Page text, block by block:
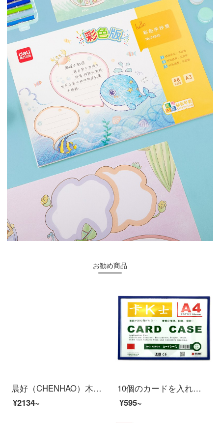
お勧め商品
晨好（CHENHAO）木质杂志架 报刊架 宣传资料展示架 五层 CH-6505
¥2134~
10個のカードを入れて、磁気硬質ゴムカバーの透明PVCカード袋A 4ファイル保護カードケースに磁気貼付枠付きの青いJX 504を備えています。
¥595~